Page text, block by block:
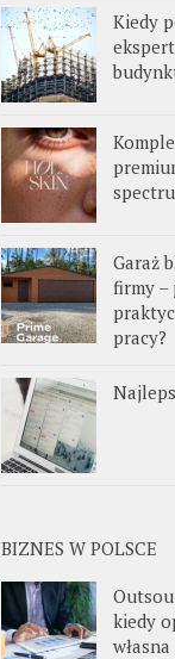
Kiedy
Garaż
firmy –
pracy?
BIZNES W POLSCE
kiedy